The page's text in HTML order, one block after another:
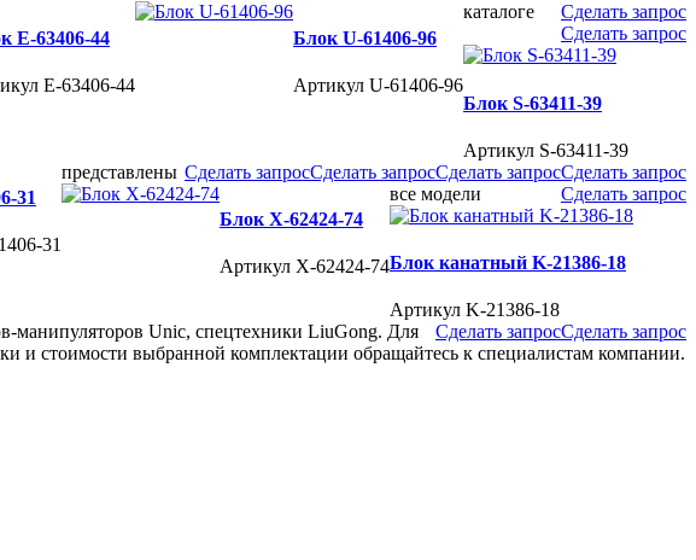
E-63406-44
E-63406-44
Сделать запрос
Блок U-61406-96
Артикул U-61406-96
Сделать запрос
Блок S-63411-39
Артикул S-63411-39
Сделать запрос
Сделать запрос
Сделать запрос
31
31
Сделать запрос
Блок X-62424-74
Артикул X-62424-74
Сделать запрос
Блок канатный K-21386-18
Артикул K-21386-18
Сделать запрос
Сделать запрос
каталоге
представлены
все модели
манипуляторов Unic, спецтехники LiuGong. Для
и стоимости выбранной комплектации обращайтесь к специалистам компании.